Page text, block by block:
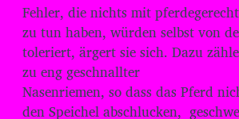
Fehler, die nichts mit
zu tun haben, würden selbst von
toleriert, ärgert sie sich. Dazu
zu eng geschnallter
Nasenriemen, so dass das Pferd
den Speichel abschlucken,